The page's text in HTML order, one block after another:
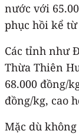
nước với
phục hồi kể
Các tỉnh như
Thừa Thiên
68.000 đồng/
đồng/kg, cao
Mặc dù